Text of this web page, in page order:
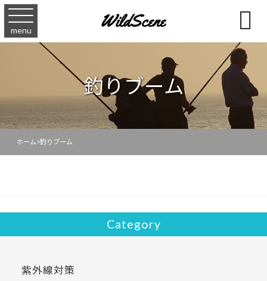
menu 
釣りブーム
ホーム>釣りブーム
Category
紫外線対策